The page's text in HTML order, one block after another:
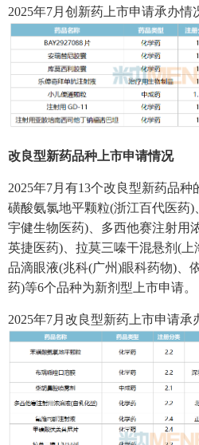
2025年7月创新药上市申请承办情
改良型新药品种上市申请情况
2025年7月有13个改良型新药品
磺酸氨氯地平颗粒(浙江百代医药
宇健生物医药)、多西他赛注射用
英捷医药)、拉莫三嗪干混悬剂(
品滴眼液(兆科(广州)眼科药物)、
药)等6个品种为新剂型上市申请。
2025年7月改良型新药上市申请承